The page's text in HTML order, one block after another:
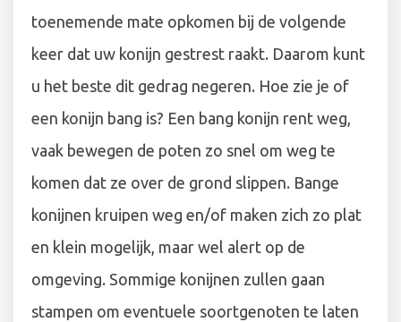
toenemende mate opkomen bij de volgende
keer dat uw konijn gestrest raakt. Daarom kunt
u het beste dit gedrag negeren. Hoe zie je of
een konijn bang is? Een bang konijn rent weg,
vaak bewegen de poten zo snel om weg te
komen dat ze over de grond slippen. Bange
konijnen kruipen weg en/of maken zich zo plat
en klein mogelijk, maar wel alert op de
omgeving. Sommige konijnen zullen gaan
stampen om eventuele soortgenoten te laten